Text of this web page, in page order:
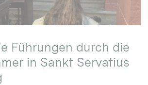
Führungen durch die
in Sankt Servatius